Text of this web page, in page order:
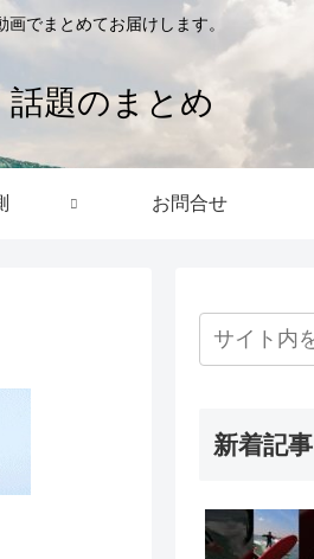
でまとめてお届けします。
題のまとめ
お問合せ
新着記事